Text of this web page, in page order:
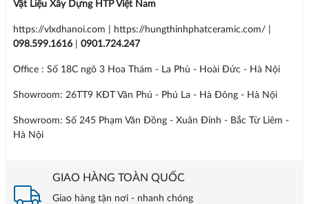
Vật Liệu Xây Dựng HTP Việt Nam
https://vlxdhanoi.com | https://hungthinhphatceramic.com/ |
098.599.1616| 0901.724.247
Office : Số 18C ngõ 3 Hoa Thám - La Phù - Hoài Đức - Hà Nội
Showroom: 26TT9 KĐT Văn Phú - Phú La - Hà Đông - Hà Nội
Showroom: Số 245 Phạm Văn Đồng - Xuân Đỉnh - Bắc Từ Liêm -
Hà Nội
GIAO HÀNG TOÀN QUỐC
Giao hàng tận nơi - nhanh chóng